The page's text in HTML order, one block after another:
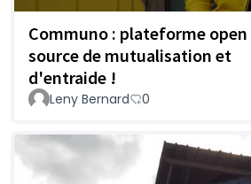
Communo : plateforme open
source de mutualisation et
d'entraide !
Leny Bernard 0